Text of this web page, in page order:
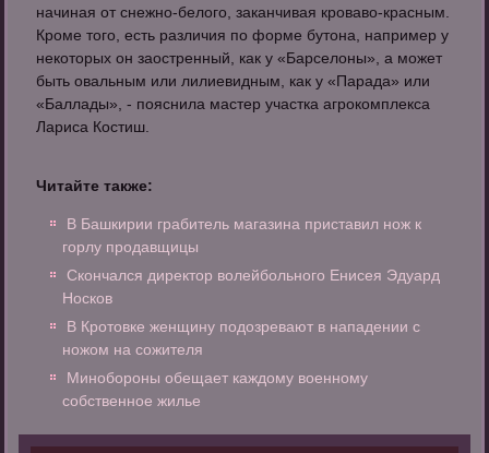
начиная от снежно-белого, заканчивая кроваво-красным.
Кроме того, есть различия по форме бутона, например у
некоторых он заостренный, как у «Барселоны», а может
быть овальным или лилиевидным, как у «Парада» или
«Баллады», - пояснила мастер участка агрокомплекса
Лариса Костиш.
Читайте также:
В Башкирии грабитель магазина приставил нож к
горлу продавщицы
Скончался директор волейбольного Енисея Эдуард
Носков
В Кротовке женщину подозревают в нападении с
ножом на сожителя
Минобороны обещает каждому военному
собственное жилье